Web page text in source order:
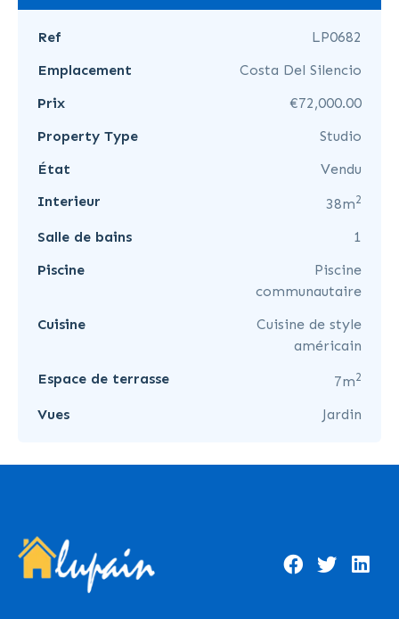
Ref
LP0682
Emplacement
Costa Del Silencio
Prix
€72,000.00
Property Type
Studio
État
Vendu
Interieur
38m2
Salle de bains
1
Piscine
Piscine
communautaire
Cuisine
Cuisine de style
américain
Espace de terrasse
7m2
Vues Jardin